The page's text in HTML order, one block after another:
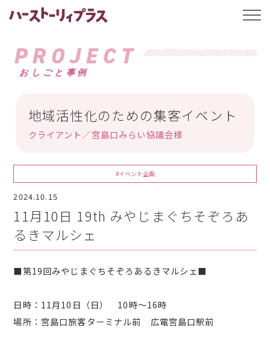
ハーストーリィプ
PROJECT
おしごと事例
地域活性化のための集客イベント
クライアント／宮島口みらい協議会様
#イベント企画
2024.10.15
11月10日 19th みやじまぐちそぞろあ
るきマルシェ
■第19回みやじまぐちそぞろあるきマルシェ■
日時：11月10日（日） 10時～16時
場所：宮島口旅客ターミナル前 広電宮島口駅前
t
l